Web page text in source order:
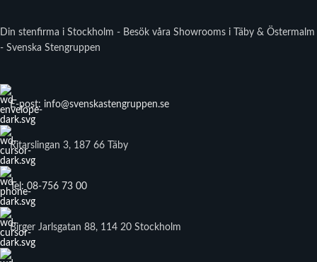
Din stenfirma i Stockholm - Besök våra Showrooms i Täby & Östermalm
- Svenska Stengruppen
E-post: info@svenskastengruppen.se
Ritarslingan 3, 187 66 Täby
Tel: 08-756 73 00
Birger Jarlsgatan 88, 114 20 Stockholm